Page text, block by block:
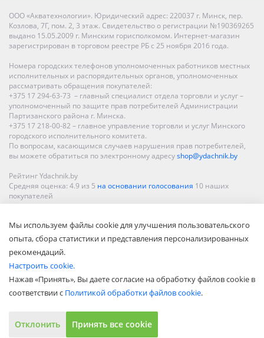
ООО «Акватехнологии». Юридический адрес: 220037 г. Минск, пер.
Козлова, 7Г, пом. 2, 3 этаж. Свидетельство о регистрации №190369265
выдано 15.05.2009 г. Минским горисполкомом. Интернет-магазин
зарегистрирован в торговом реестре РБ с 25 ноября 2016 года.
Номера городских телефонов уполномоченных работников местных
исполнительных и распорядительных органов, уполномоченных
рассматривать обращения покупателей:
+375 17 294-63-73 – главный специалист отдела торговли и услуг –
уполномоченный по защите прав потребителей Администрации
Партизанского района г. Минска.
+375 17 218-00-82 – главное управление торговли и услуг Минского
городского исполнительного комитета.
По вопросам, касающимся случаев нарушения прав потребителей,
вы можете обратиться по электронному адресуshop@ydachnik.by
Рейтинг Ydachnik.by
Средняя оценка: 4.9 из 5 на основании голосования 10 наших
покупателей
Гродно, Могилеве, Бобруйске, Барановичах, Молодечно,
Новополоцке, Пинске, Солигорске. При заказе в интернет-магазине
доставка осуществляется по всей Беларуси.
Показать полную версию
Мы используем файлы cookie для улучшения пользовательского
опыта, сбора статистики и представления персонализированных
рекомендаций.
Настроить cookie.
Нажав «Принять», Вы даете согласие на обработку файлов cookie в
соответствии с Политикой обработки файлов cookie.
Отклонить Принять все cookie